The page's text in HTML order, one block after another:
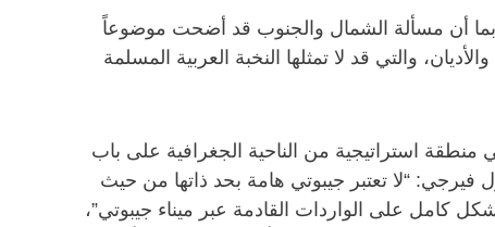
أن مسألة الشمال والجنوب قد أضحت موضوعاً
والتي قد لا تمثلها النخبة العربية المسلمة
منطقة استراتيجية من الناحية الجغرافية على باب
فيرجي: “لا تعتبر جيبوتي هامة بحد ذاتها من حيث
في شرق أفريقيا”. وذلك لأن “85 مليون إثيوبي يعتمدون بشكل كامل على الواردات القادمة عبر ميناء جيبوتي”،